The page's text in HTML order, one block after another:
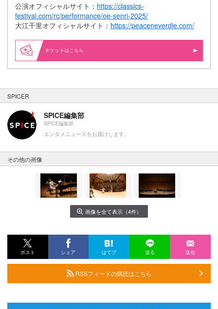
公演オフィシャルサイト： https://classics-
festival.com/rc/performance/oe-senri-2025/
大江千里オフィシャルサイト： https://peaceneverdie.com/
はこちら
SPICER
SPICE編集部
SPICE編集部
エンタメニュースをお届けします。
その他の画像
画像を全て表示（4件）
ポスト シェア はてブ 送る 送信
RSSフィードの購読はこちら